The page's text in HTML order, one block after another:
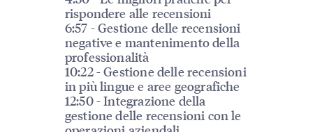
rispondere alle recensioni
6:57 - Gestione delle recensioni
negative e mantenimento della
professionalità
10:22 - Gestione delle recensioni
in più lingue e aree geografiche
12:50 - Integrazione della
gestione delle recensioni con le